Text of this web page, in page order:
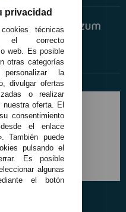
privacidad
técnicas
el correcto
web. Es posible
otras categorías
la
divulgar ofertas
o realizar
oferta. El
consentimiento
el enlace
También puede
pulsando el
Es posible
algunas
el botón